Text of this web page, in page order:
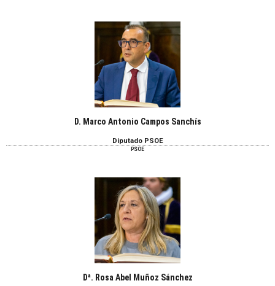
D. Marco Antonio Campos Sanchís
Diputado PSOE
PSOE
Dª. Rosa Abel Muñoz Sánchez